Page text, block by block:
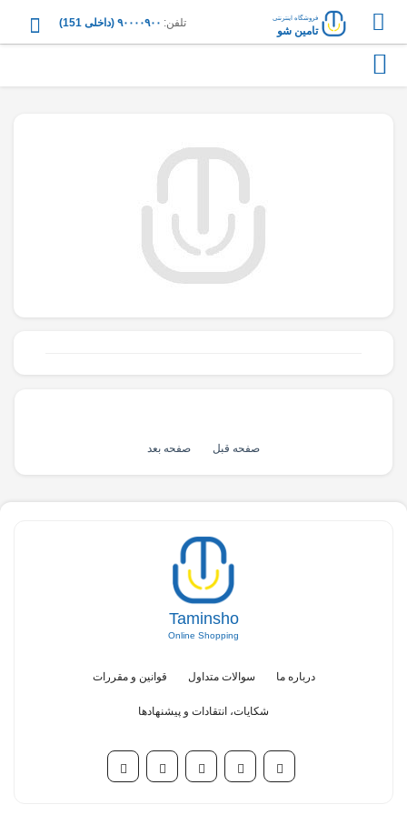
فروشگاه اینترنتی
تامین شو
تلفن: ۹۰۰۰۰۹۰۰ (داخلی 151)
صفحه قبل صفحه بعد
Taminsho
Online Shopping
درباره ما سوالات متداول قوانین و مقررات
شکایات، انتقادات و پیشنهادها